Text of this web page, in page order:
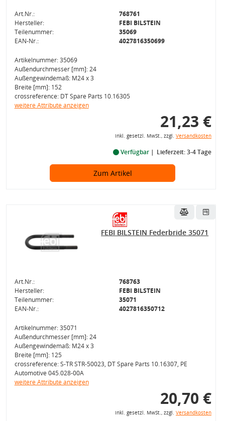
Art.Nr.:
768761
Hersteller:
FEBI BILSTEIN
Teilenummer:
35069
EAN-Nr.:
4027816350699
Artikelnummer: 35069
Außendurchmesser [mm]: 24
Außengewindemaß: M24 x 3
Breite [mm]: 152
crossreference: DT Spare Parts 10.16305
weitere Attribute anzeigen
21,23 €
inkl. gesetzl. MwSt., zzgl. Versandkosten
Verfügbar Lieferzeit: 3-4 Tage
Zum Artikel
FEBI BILSTEIN Federbride 35071
Art.Nr.:
768763
Hersteller:
FEBI BILSTEIN
Teilenummer:
35071
EAN-Nr.:
4027816350712
Artikelnummer: 35071
Außendurchmesser [mm]: 24
Außengewindemaß: M24 x 3
Breite [mm]: 125
crossreference: S-TR STR-50023, DT Spare Parts 10.16307, PE
Automotive 045.028-00A
weitere Attribute anzeigen
20,70 €
inkl. gesetzl. MwSt., zzgl. Versandkosten